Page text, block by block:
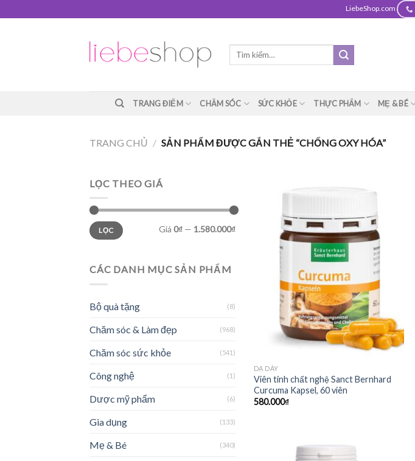
to
LiebeShop.com
Tìm
TRANG ĐIỂM CHĂM SÓC SỨC KHỎE THỰC PHẨM MẸ & BÉ
TRANG CHỦ / SẢN PHẨM ĐƯỢC GẮN THẺ “CHỐNG OXY HÓA”
LỌC THEO GIÁ
LỌC Giá 0₫ — 1.580.000₫
CÁC DANH MỤC SẢN PHẨM
Bộ quà tặng (8)
Chăm sóc & Làm đẹp (968)
Chăm sóc sức khỏe (541)
Công nghệ (1)
Dược mỹ phẩm (6)
Gia dụng (133)
Mẹ & Bé (340)
DẠ DÀY
Viên tinh chất nghệ Sanct Bernhard
Curcuma Kapsel, 60 viên
580.000₫